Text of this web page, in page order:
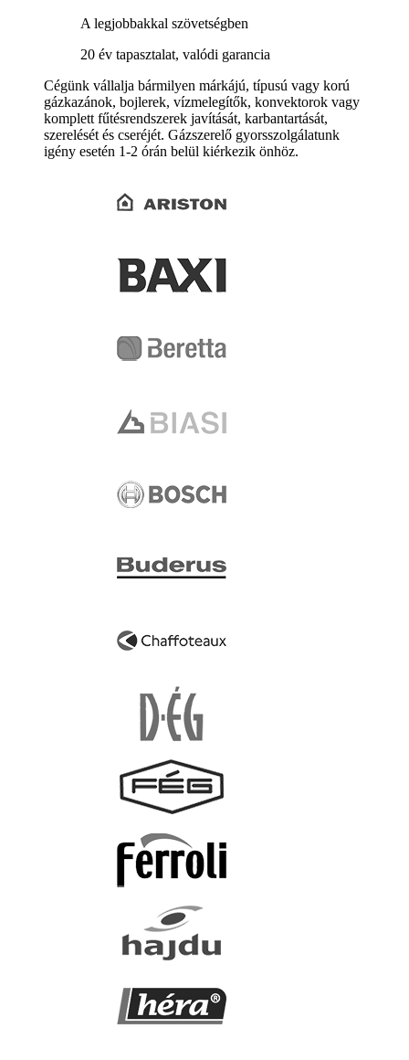
A legjobbakkal szövetségben
20 év tapasztalat, valódi garancia
Cégünk vállalja bármilyen márkájú, típusú vagy korú
gázkazánok, bojlerek, vízmelegítők, konvektorok vagy
komplett fűtésrendszerek javítását, karbantartását,
szerelését és cseréjét. Gázszerelő gyorsszolgálatunk
igény esetén 1-2 órán belül kiérkezik önhöz.